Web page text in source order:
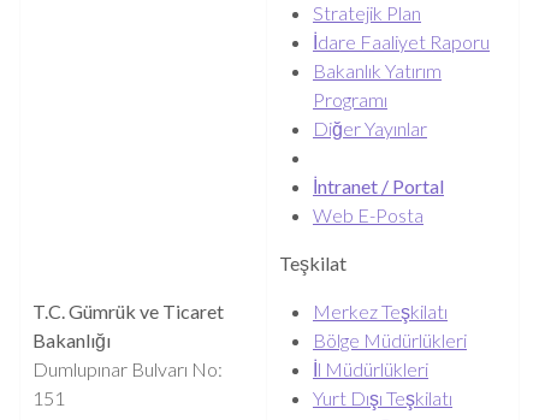
T.C. Gümrük ve Ticaret
Bakanlığı
Dumlupınar Bulvarı No:
151
Stratejik Plan
İdare Faaliyet Raporu
Bakanlık Yatırım
Programı
Diğer Yayınlar
İntranet / Portal
Web E-Posta
Teşkilat
Merkez Teşkilatı
Bölge Müdürlükleri
İl Müdürlükleri
Yurt Dışı Teşkilatı